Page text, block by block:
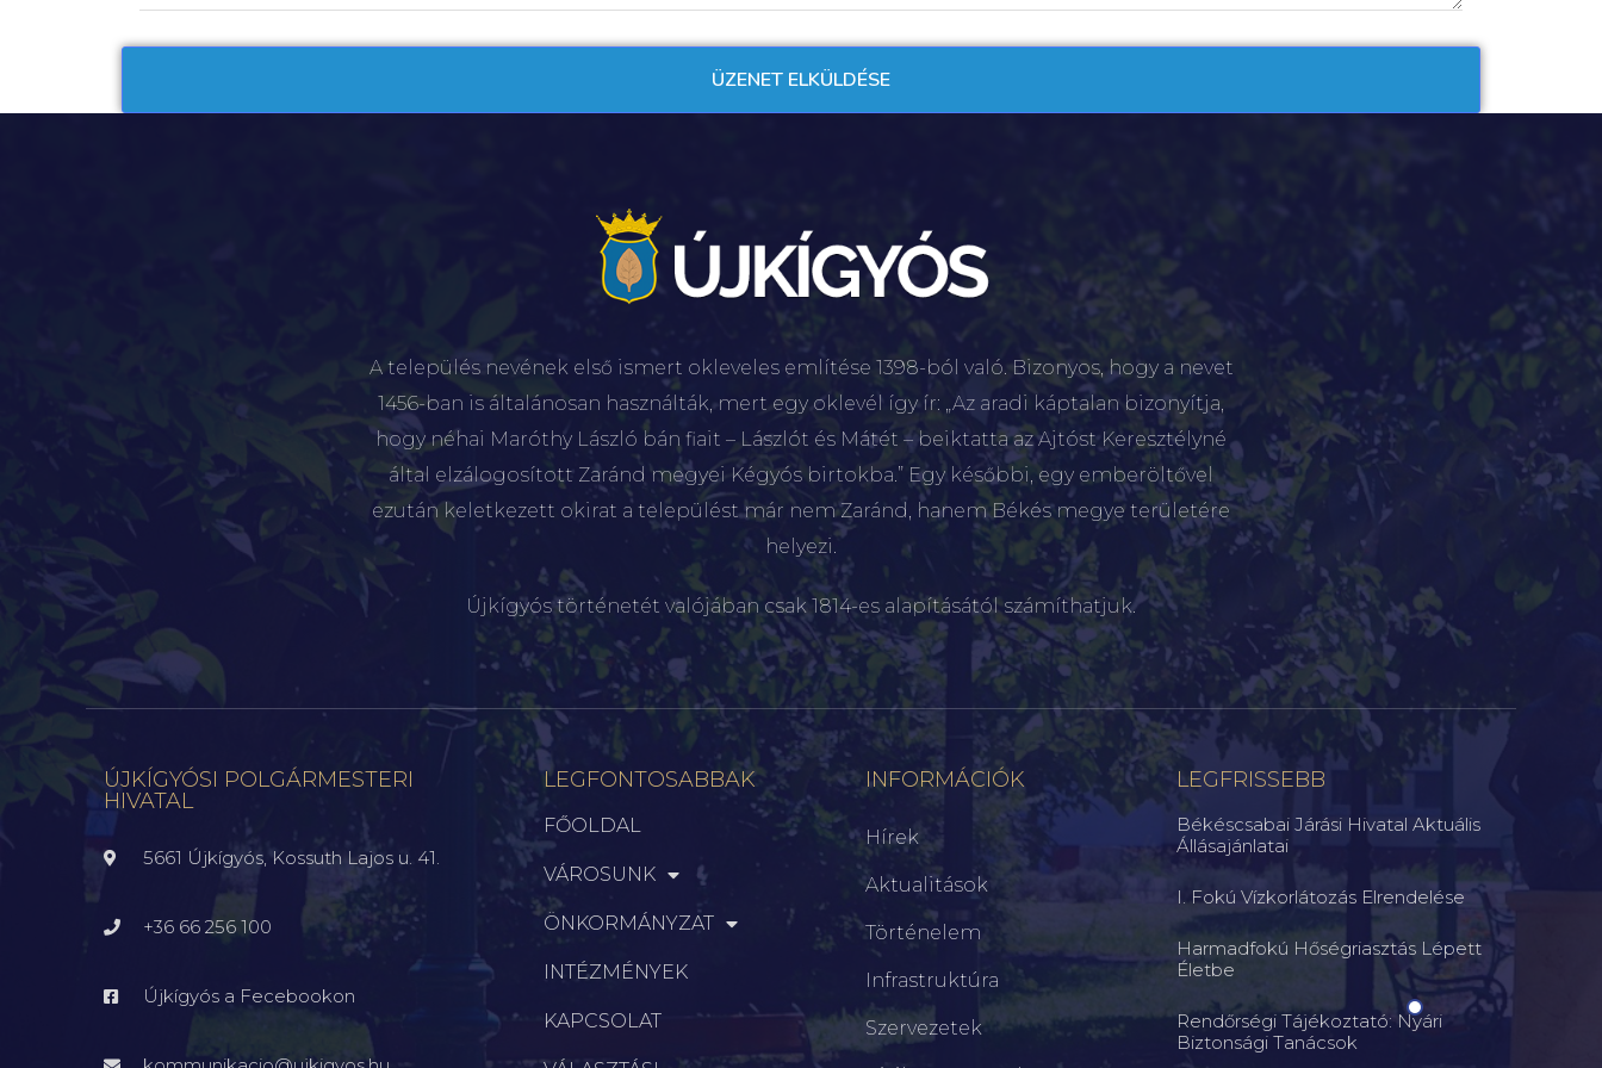
A település nevének első ismert okleveles említése 1398-ból való. Bizonyos, hogy a nevet
1456-ban is általánosan használták, mert egy oklevél így ír: „Az aradi káptalan bizonyítja,
hogy néhai Maróthy László bán fiait – Lászlót és Mátét – beiktatta az Ajtóst Keresztélyné
által elzálogosított Zaránd megyei Kégyós birtokba.” Egy későbbi, egy emberöltővel
ezután keletkezett okirat a települést már nem Zaránd, hanem Békés megye területére
helyezi.
Újkígyós történetét valójában csak 1814-es alapításától számíthatjuk.
ÚJKÍGYÓSI POLGÁRMESTERI
HIVATAL
5661 Újkígyós, Kossuth Lajos u. 41.
+36 66 256 100
Újkígyós a Fecebookon
LEGFONTOSABBAK
FŐOLDAL
VÁROSUNK
ÖNKORMÁNYZAT
INTÉZMÉNYEK
KAPCSOLAT
INFORMÁCIÓK
Hírek
Aktualitások
Történelem
Infrastruktúra
Szervezetek
LEGFRISSEBB
Békéscsabai Járási Hivatal Aktuális
Állásajánlatai
I. Fokú Vízkorlátozás Elrendelése
Harmadfokú Hőségriasztás Lépett
Életbe
Rendőrségi Tájékoztató: Nyári
Biztonsági Tanácsok